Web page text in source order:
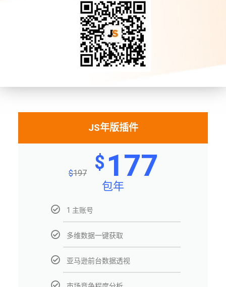
JS年版插件
$197 $ 177
包年
1 主账号
多维数据一键获取
亚马逊前台数据透视